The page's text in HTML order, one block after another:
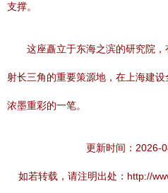
支撑。
这座矗立于东海之滨的研究院
射长三角的重要策源地，在上海建
浓墨重彩的一笔。
更新时间：2026-
如若转载，请注明出处：http://